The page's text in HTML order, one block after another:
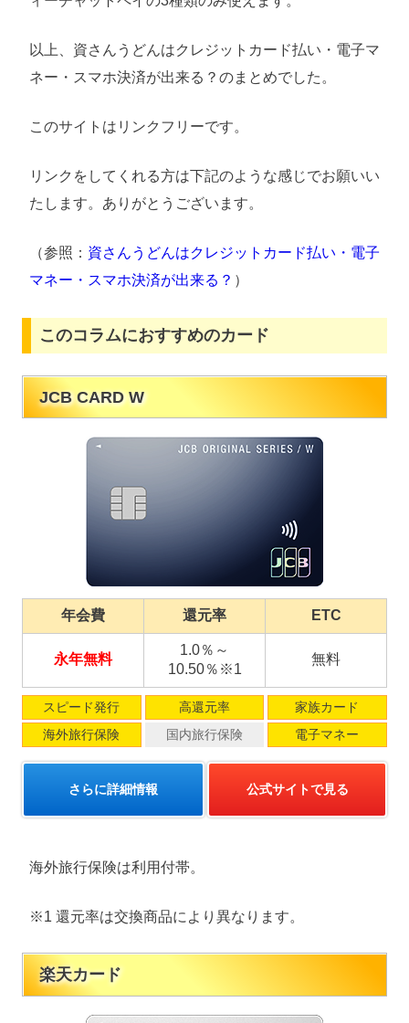
以上、資さんうどんはクレジットカード払い・電子マ
ネー・スマホ決済が出来る？のまとめでした。
このサイトはリンクフリーです。
リンクをしてくれる方は下記のような感じでお願いい
たします。ありがとうございます。
（参照： 資さんうどんはクレジットカード払い・電子
マネー・スマホ決済が出来る？ ）
このコラムにおすすめのカード
JCB CARD W
年会費 還元率 ETC
永年無料
1.0％～
10.50％※1
無料
スピード発行 高還元率
家族カード
海外旅行保険
国内旅行保険 電子マネー
さらに詳細情報 公式サイトで見る
海外旅行保険は利用付帯。
※1 還元率は交換商品により異なります。
楽天カード